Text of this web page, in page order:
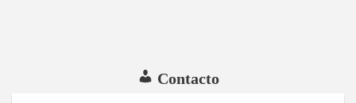
Contacto